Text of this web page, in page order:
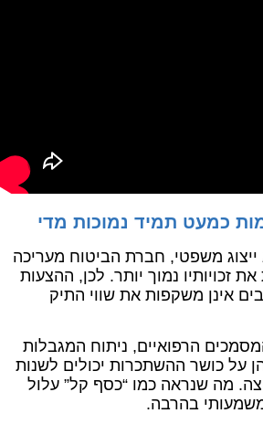
כמעט תמיד נמוכות מדי
משפטי, חברת הביטוח מעריכה
זכויותיו נמוך יותר. לכן, ההצעות
אינן משקפות את שווי התיק
הרפואיים, ניתוח המגבלות
על כושר ההשתכרות יכולים לשנות
מה שנראה כמו “כסף קל” עלול
משמעותי בהרבה.